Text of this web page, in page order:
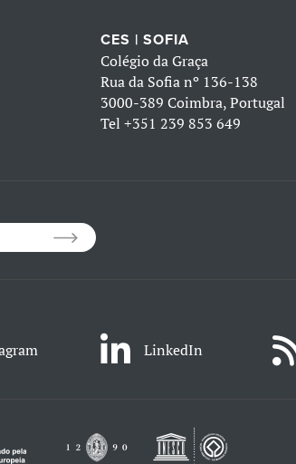
CES | SOFIA
Colégio da Graça
Rua da Sofia nº 136-138
3000-389 Coimbra, Portugal
Tel +351 239 853 649
LinkedIn